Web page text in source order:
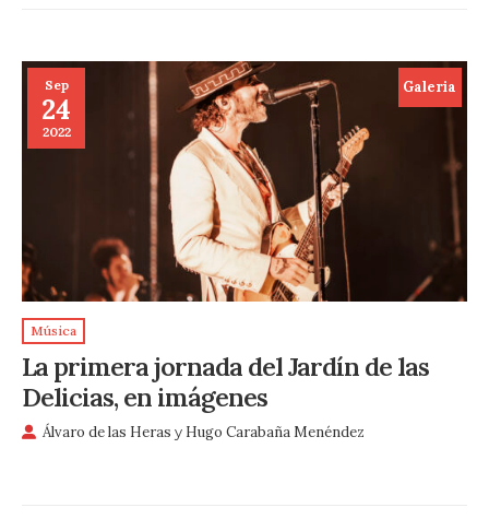
Sep
24
2022
Galeria
Música
La primera jornada del Jardín de las
Delicias, en imágenes
Álvaro de las Heras y Hugo Carabaña Menéndez